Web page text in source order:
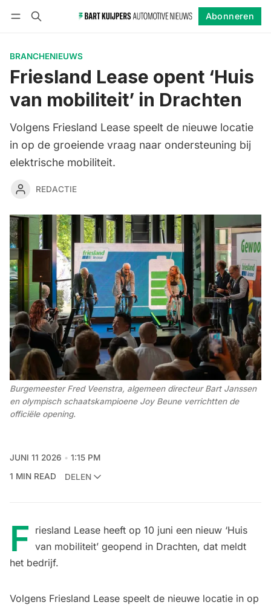
Abonneren
BRANCHENIEUWS
Friesland Lease opent ‘Huis
van mobiliteit’ in Drachten
Volgens Friesland Lease speelt de nieuwe locatie
in op de groeiende vraag naar ondersteuning bij
elektrische mobiliteit.
REDACTIE
Burgemeester Fred Veenstra, algemeen directeur Bart Janssen
en olympisch schaatskampioene Joy Beune verrichtten de
officiële opening.
JUNI 11 2026
1:15 PM
1 MIN READ
DELEN
F riesland Lease heeft op 10 juni een nieuw ‘Huis
van mobiliteit’ geopend in Drachten, dat meldt
het bedrijf.
Volgens Friesland Lease speelt de nieuwe locatie in op